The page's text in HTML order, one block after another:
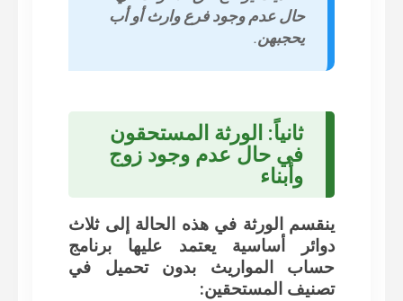
حال عدم وجود فرع وارث أو أب
يحجبهن.
ثانياً: الورثة المستحقون
في حال عدم وجود زوج
وأبناء
ينقسم الورثة في هذه الحالة إلى ثلاث
دوائر أساسية يعتمد عليهابرنامج
حساب المواريث بدون تحميلفي
تصنيف المستحقين: